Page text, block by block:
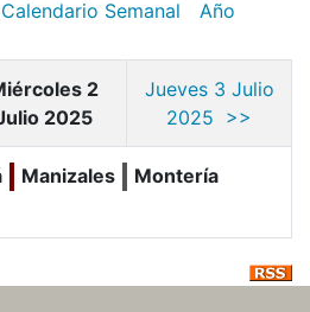
Calendario Semanal
Año
2
2025
Jueves 3 Julio
2025 >>
Manizales
Montería